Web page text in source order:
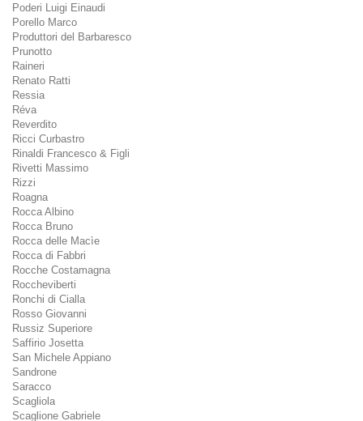
Poderi Luigi Einaudi
Porello Marco
Produttori del Barbaresco
Prunotto
Raineri
Renato Ratti
Ressia
Réva
Reverdito
Ricci Curbastro
Rinaldi Francesco & Figli
Rivetti Massimo
Rizzi
Roagna
Rocca Albino
Rocca Bruno
Rocca delle Macìe
Rocca di Fabbri
Rocche Costamagna
Roccheviberti
Ronchi di Cialla
Rosso Giovanni
Russiz Superiore
Saffirio Josetta
San Michele Appiano
Sandrone
Saracco
Scagliola
Scaglione Gabriele